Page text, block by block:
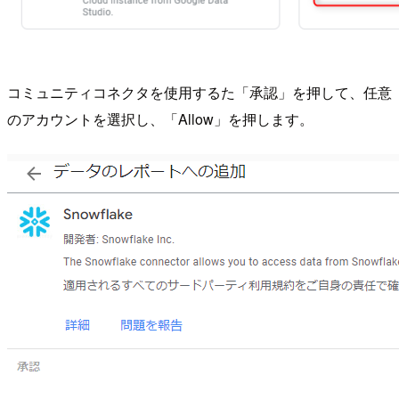
コミュニティコネクタを使用するた「承認」を押して、任意
のアカウントを選択し、「Allow」を押します。